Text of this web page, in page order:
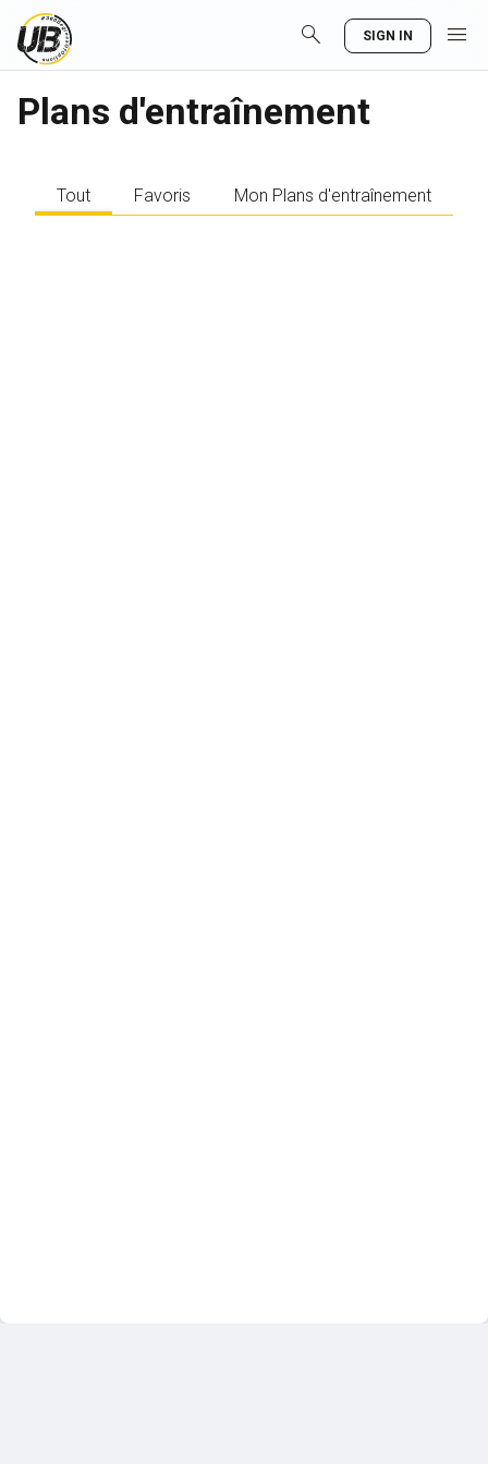
search SIGN IN menu
Plans d'entraînement
Tout Favoris Mon Plans d'entraînement